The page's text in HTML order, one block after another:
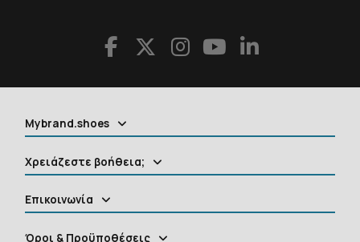
Mybrand.shoes
Χρειάζεστε βοήθεια;
Επικοινωνία
Όροι & Προϋποθέσεις